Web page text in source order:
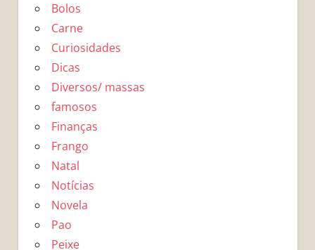
Bolos
Carne
Curiosidades
Dicas
Diversos/ massas
famosos
Finanças
Frango
Natal
Notícias
Novela
Pao
Peixe